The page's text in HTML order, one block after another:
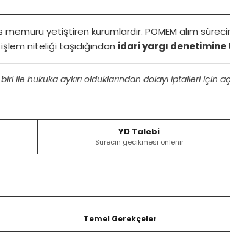
yetiştiren kurumlardır. POMEM alım
niteliği taşıdığından idari yargı
ile hukuka aykırı olduklarından dolayı iptalleri için
YD Talebi
Sürecin gecikmesi önlenir
Temel Gerekçeler